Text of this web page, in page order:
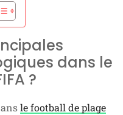
dans le
?
le football de plage